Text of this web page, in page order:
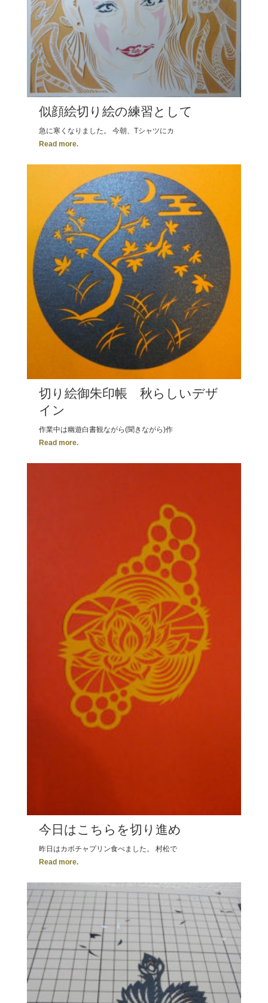
似顔絵切り絵の練習として
急に寒くなりました。 今朝、Tシャツにカ
Read more.
切り絵御朱印帳 秋らしいデザ
イン
作業中は幽遊白書観ながら(聞きながら)作
Read more.
今日はこちらを切り進め
昨日はカボチャプリン食べました。 村松で
Read more.